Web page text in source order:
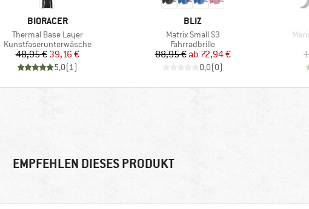
MARKE
BIORACER
Artikel
Thermal Base Layer
Produktgruppe
Kunstfaserunterwäsche
Preis
48,95 €reduzierter Preis
39,16 €
5,0(1)
MARKE
BLIZ
Artikel
Matrix Small S3
Produktgruppe
Fahrradbrille
Preis
88,95 € reduzierter Preis
ab 72,94 €
0,0(0)
EMPFEHLEN DIESES PRODUKT